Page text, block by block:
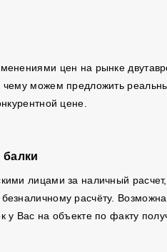
цен на рынке
чему можем предложить
цене.
лицами за наличный расчет,
расчёту. Возможна
у Вас на объекте по факту